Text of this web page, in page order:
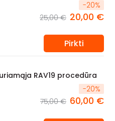
-20%
25,00 € 20,00 €
Pirkti
RAV19 procedūra
-20%
75,00 € 60,00 €